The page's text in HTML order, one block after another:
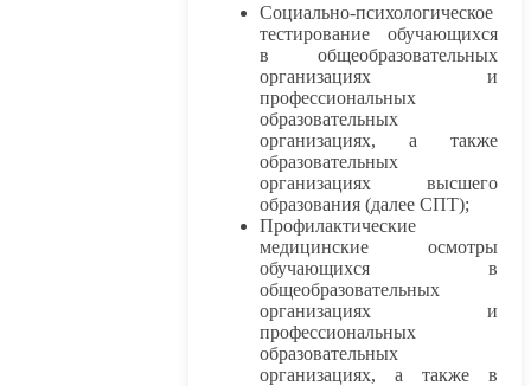
Социально-психологическое
тестирование обучающихся
в общеобразовательных
организациях и
профессиональных
образовательных
организациях, а также
образовательных
организациях высшего
образования (далее СПТ);
Профилактические
медицинские осмотры
обучающихся в
общеобразовательных
организациях и
профессиональных
образовательных
организациях, а также в